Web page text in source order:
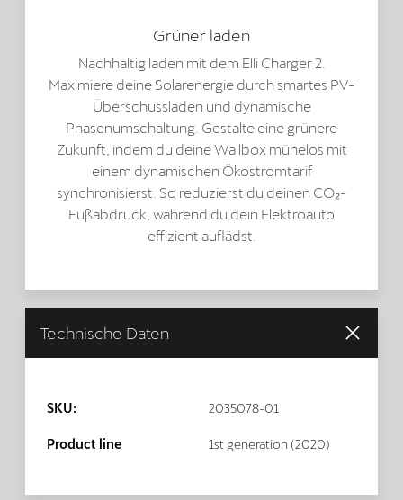
Grüner laden
Nachhaltig laden mit dem Elli Charger 2.
Maximiere deine Solarenergie durch smartes PV-
Überschussladen und dynamische
Phasenumschaltung. Gestalte eine grünere
Zukunft, indem du deine Wallbox mühelos mit
einem dynamischen Ökostromtarif
synchronisierst. So reduzierst du deinen CO₂-
Fußabdruck, während du dein Elektroauto
effizient auflädst.
Technische Daten
SKU: 2035078-01
Product line 1st generation (2020)